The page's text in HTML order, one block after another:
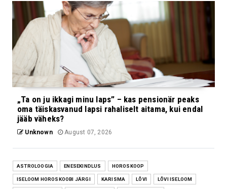
„Ta on ju ikkagi minu laps” – kas pensionär peaks
oma täiskasvanud lapsi rahaliselt aitama, kui endal
jääb väheks?
Unknown August 07, 2026
ASTROLOOGIA ENESEKINDLUS HOROSKOOP
ISELOOM HOROSKOOBI JÄRGI KARISMA LÕVI LÕVI ISELOOM